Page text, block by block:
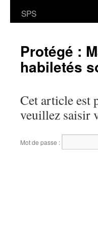
SPS
Protégé :
habiletés
Cet article est
veuillez saisir
Mot de passe :